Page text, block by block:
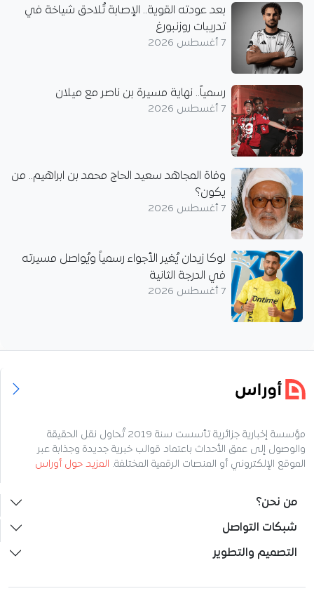
بعد عودته القوية.. الإصابة تُلاحق شياخة في
تدريبات روزنبورغ
7 أغسطس 2026
رسمياً.. نهاية مسيرة بن ناصر مع ميلان
7 أغسطس 2026
وفاة المجاهد سعيد الحاج محمد بن ابراهيم.. من
يكون؟
7 أغسطس 2026
لوكا زيدان يُغير الأجواء رسمياً ويُواصل مسيرته
في الدرجة الثانية
7 أغسطس 2026
مؤسسة إخبارية جزائرية تأسست سنة 2019 تُحاول نقل الحقيقة
والوصول إلى عمق الأحداث باعتماد قوالب خبرية جديدة وجذابة عبر
الموقع الإلكتروني أو المنصات الرقمية المختلفة. المزيد حول أوراس
من نحن؟
شبكات التواصل
التصميم والتطوير